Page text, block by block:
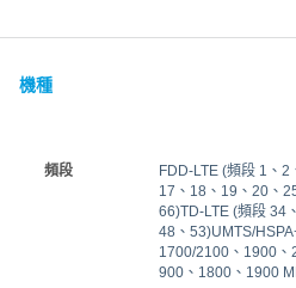
機種
頻段
FDD‑LTE (頻段 1、
17、18、19、20、
66)TD‑LTE (頻段 34
48、53)UMTS/
1700/2100、1900、
900、1800、1900